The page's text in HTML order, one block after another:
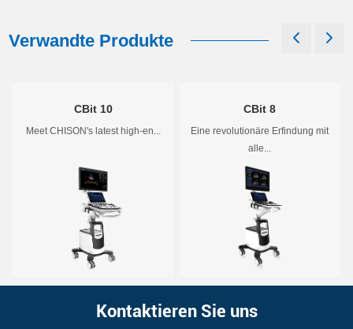
Verwandte Produkte
CBit 10
Meet CHISON's latest high-en...
CBit 8
Eine revolutionäre Erfindung mit
alle...
Kontaktieren Sie uns